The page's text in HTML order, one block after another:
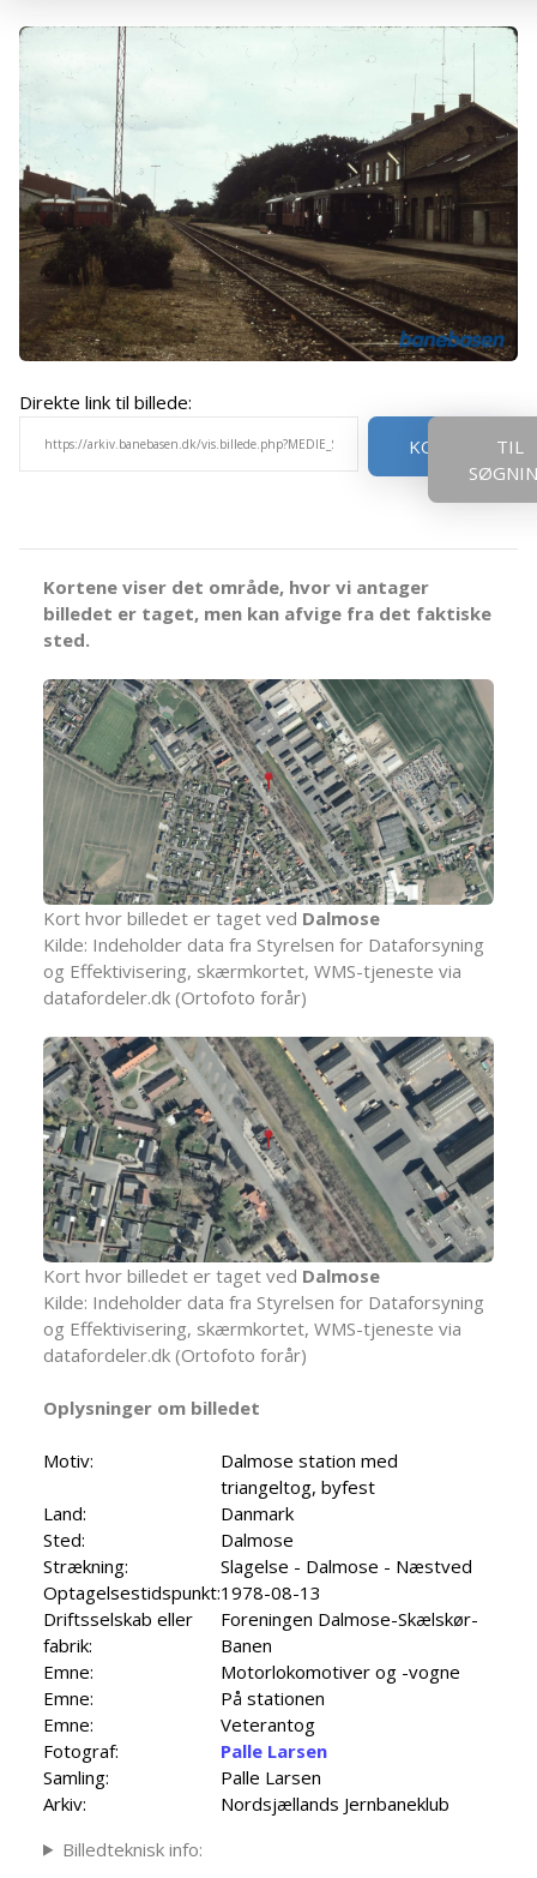
Direkte link til billede:
KOPIER
TIL
Kortene viser det område, hvor vi antager
billedet er taget, men kan afvige fra det faktiske
sted.
Kort hvor billedet er taget ved Dalmose
Kilde: Indeholder data fra Styrelsen for Dataforsyning
og Effektivisering, skærmkortet, WMS-tjeneste via
datafordeler.dk (Ortofoto forår)
Kort hvor billedet er taget ved Dalmose
Kilde: Indeholder data fra Styrelsen for Dataforsyning
og Effektivisering, skærmkortet, WMS-tjeneste via
datafordeler.dk (Ortofoto forår)
Oplysninger om billedet
Motiv:
Dalmose station med
triangeltog, byfest
Land:
Danmark
Sted:
Dalmose
Strækning:
Slagelse - Dalmose - Næstved
Optagelsestidspunkt:1978-08-13
Driftsselskab eller
fabrik:
Foreningen Dalmose-Skælskør-
Banen
Emne:
Motorlokomotiver og -vogne
Emne:
På stationen
Emne:
Veterantog
Fotograf:
Palle Larsen
Samling:
Palle Larsen
Arkiv:
Nordsjællands Jernbaneklub
Billedteknisk info: